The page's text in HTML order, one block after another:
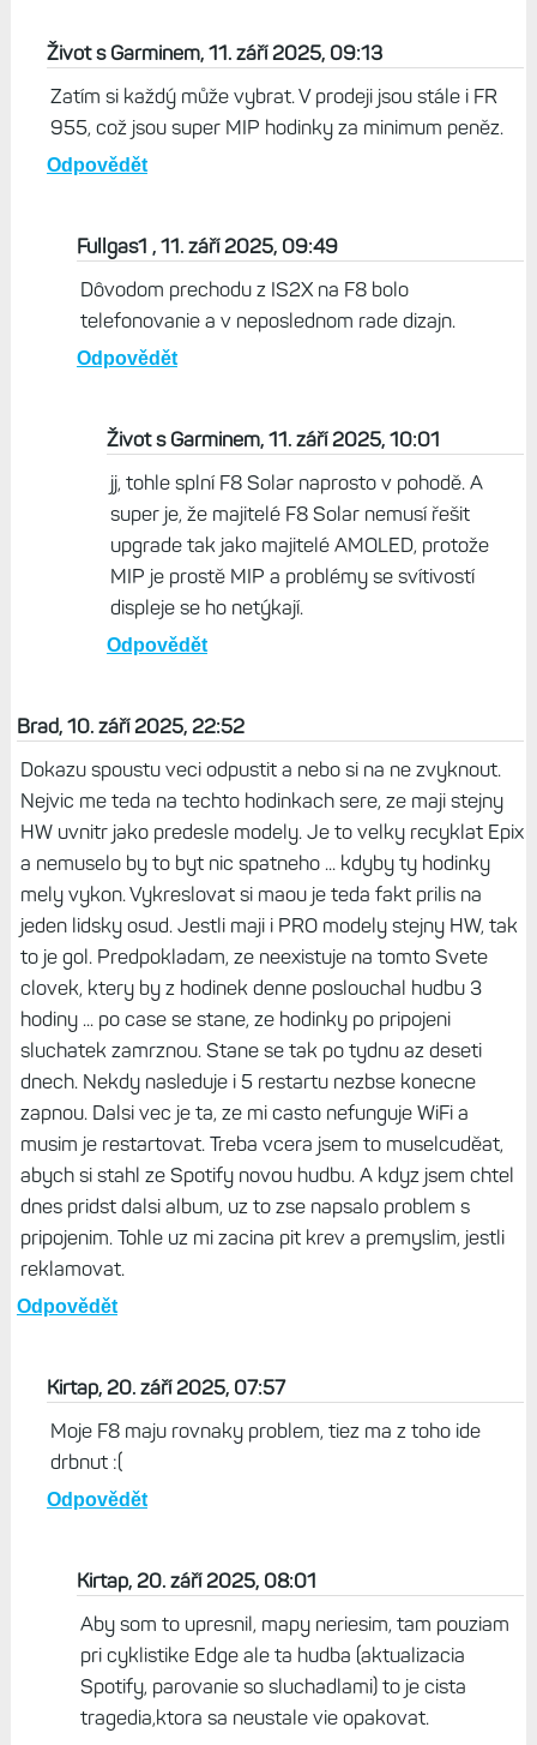
očakávam že čas uvidím hneď a to na amolede ide len na
s veľkým fontom a čas vidím aj pri veľmi slabom
vonkajšom osvetlení. Pri mojom používaní mi hodinky
vydržia hravo 20 dní. Na slnku to je luxus a keďže väčšina
som si lepšie vybrať.
Život s Garminem, 11. září 2025, 09:13
955, což jsou super MIP hodinky za minimum peněz.
Fullgas1 , 11. září 2025, 09:49
Dôvodom prechodu z IS2X na F8 bolo
telefonovanie a v neposlednom rade dizajn.
Odpovědět
Život s Garminem, 11. září 2025, 10:01
jj, tohle splní F8 Solar naprosto v pohodě. A
super je, že majitelé F8 Solar nemusí řešit
upgrade tak jako majitelé AMOLED, protože
MIP je prostě MIP a problémy se svítivostí
displeje se ho netýkají.
Odpovědět
Brad, 10. září 2025, 22:52
Dokazu spoustu veci odpustit a nebo si na ne zvyknout.
Nejvic me teda na techto hodinkach sere, ze maji stejny
HW uvnitr jako predesle modely. Je to velky recyklat Epix
a nemuselo by to byt nic spatneho ... kdyby ty hodinky
mely vykon. Vykreslovat si maou je teda fakt prilis na
jeden lidsky osud. Jestli maji i PRO modely stejny HW, tak
to je gol. Predpokladam, ze neexistuje na tomto Svete
hodiny ... po case se stane, ze hodinky po pripojeni
dnech. Nekdy nasleduje i 5 restartu nezbse konecne
musim je restartovat. Treba vcera jsem to muselcuděat,
abych si stahl ze Spotify novou hudbu. A kdyz jsem chtel
dnes pridst dalsi album, uz to zse napsalo problem s
reklamovat.
Kirtap, 20. září 2025, 07:57
Moje F8 maju rovnaky problem, tiez ma z toho ide